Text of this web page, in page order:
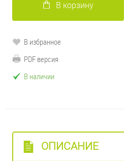
В корзину
В избранное
PDF версия
В наличии
ОПИСАНИЕ